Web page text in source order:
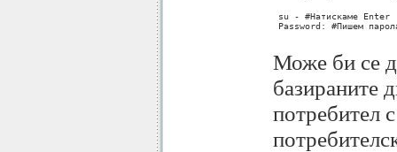
su - #Натискаме Enter
Password: #Пишем
Може би се
базираните
потребител